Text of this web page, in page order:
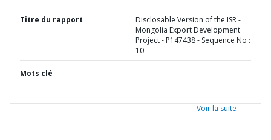
Titre du rapport
Disclosable Version of the ISR -
Mongolia Export Development
Project - P147438 - Sequence No :
10
Mots clé
Voir la suite